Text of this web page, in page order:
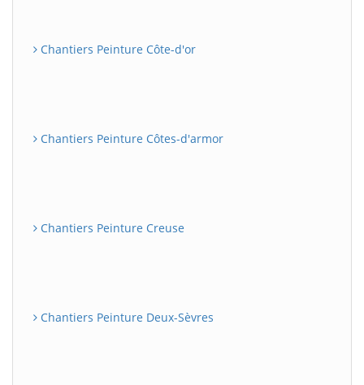
Chantiers Peinture Côte-d'or
Chantiers Peinture Côtes-d'armor
Chantiers Peinture Creuse
Chantiers Peinture Deux-Sèvres